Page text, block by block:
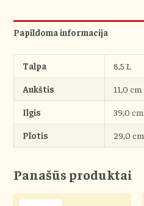
Papildoma informacija
Talpa 8,5 L
Aukštis 11,0 cm
Ilgis 39,0 cm
Plotis 29,0 cm
Panašūs produktai